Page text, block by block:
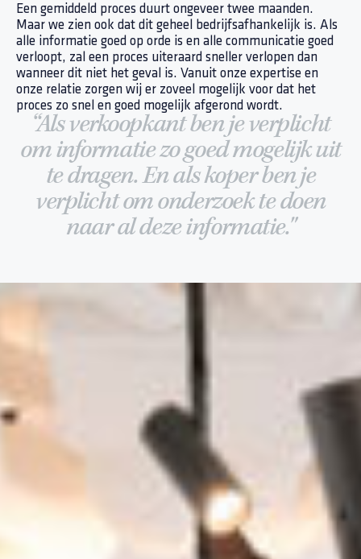
Een gemiddeld proces duurt ongeveer twee maanden.
Maar we zien ook dat dit geheel bedrijfsafhankelijk is. Als
alle informatie goed op orde is en alle communicatie goed
verloopt, zal een proces uiteraard sneller verlopen dan
wanneer dit niet het geval is. Vanuit onze expertise en
onze relatie zorgen wij er zoveel mogelijk voor dat het
proces zo snel en goed mogelijk afgerond wordt.
“Als verkoopkant ben je verplicht
om informatie zo goed mogelijk uit
te dragen. En als koper ben je
verplicht om onderzoek te doen
naar al deze informatie."